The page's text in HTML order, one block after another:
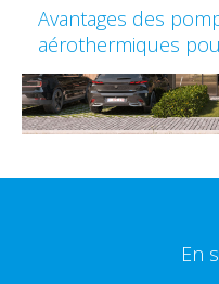
Avantages des
aérothermiques
En